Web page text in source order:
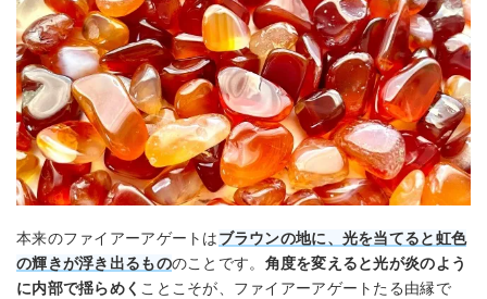
本来のファイアーアゲートはブラウンの地に、光を当てると虹色
の輝きが浮き出るもののことです。 角度を変えると光が炎のよう
に内部で揺らめく ことこそが、ファイアーアゲートたる由縁で